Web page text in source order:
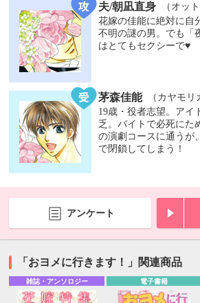
夫/朝凪直身
（オッ
花嫁の佳能に絶対に自
不明の謎の男。でも「
はとてもセクシーで♥
茅森佳能
（カヤモリ
19歳・役者志望。アイ
乏。バイトで必死にた
の演劇コースに通うが
で閉鎖してしまう！
アンケート
「おヨメに行きます！」関連商品
雑誌・アンソロジー 電子書籍